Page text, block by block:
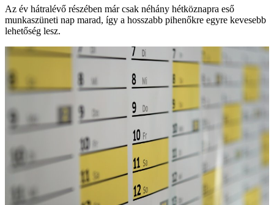
Az év hátralévő részében már csak néhány hétköznapra eső
munkaszüneti nap marad, így a hosszabb pihenőkre egyre kevesebb
lehetőség lesz.